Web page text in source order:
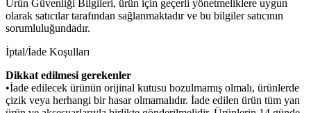
Ürün Güvenliği Bilgileri, ürün için geçerli yönetmeliklere uygun
olarak satıcılar tarafından sağlanmaktadır ve bu bilgiler satıcının
sorumluluğundadır.
İptal/İade Koşulları
Dikkat edilmesi gerekenler
•İade edilecek ürünün orijinal kutusu bozulmamış olmalı, ürünlerde
çizik veya herhangi bir hasar olmamalıdır. İade edilen ürün tüm yan